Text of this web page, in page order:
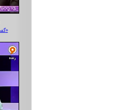
گفت‌وگو با «حسن‌گرامی»و«امیدآمحمدی»